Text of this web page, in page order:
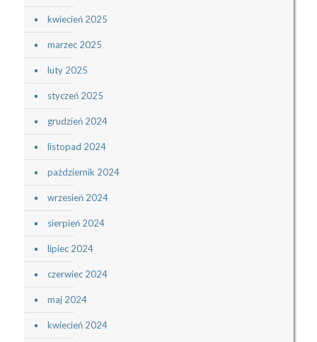
kwiecień 2025
marzec 2025
luty 2025
styczeń 2025
grudzień 2024
listopad 2024
październik 2024
wrzesień 2024
sierpień 2024
lipiec 2024
czerwiec 2024
maj 2024
kwiecień 2024